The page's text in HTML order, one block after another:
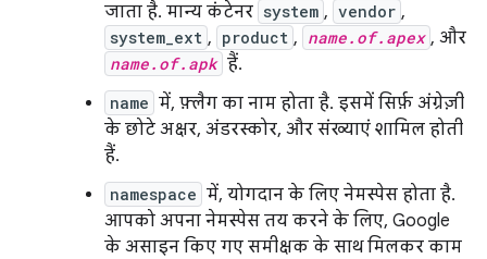
जाता है. मान्य कंटेनर system , vendor ,
system_ext , product , name.of.apex , और
name.of.apk हैं.
name में, फ़्लैग का नाम होता है. इसमें सिर्फ़ अंग्रेज़ी
के छोटे अक्षर, अंडरस्कोर, और संख्याएं शामिल होती
हैं.
namespace में, योगदान के लिए नेमस्पेस होता है.
आपको अपना नेमस्पेस तय करने के लिए, Google
के असाइन किए गए समीक्षक के साथ मिलकर काम